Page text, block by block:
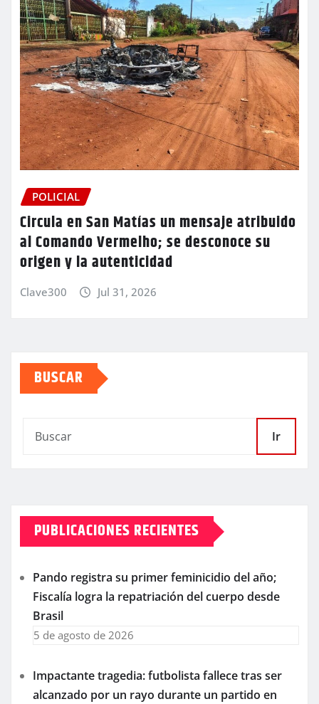
POLICIAL
Circula en San Matías un mensaje atribuido
al Comando Vermelho; se desconoce su
origen y la autenticidad
Clave300 Jul 31, 2026
BUSCAR
Ir
PUBLICACIONES RECIENTES
Pando registra su primer feminicidio del año;
Fiscalía logra la repatriación del cuerpo desde
Brasil
5 de agosto de 2026
Impactante tragedia: futbolista fallece tras ser
alcanzado por un rayo durante un partido en